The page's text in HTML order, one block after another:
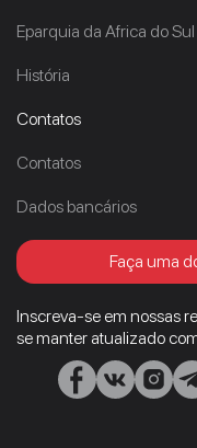
Eparquia da Africa do Sul
História
Contatos
Contatos
Dados bancários
Faça uma
Inscreva-se em nossas
se manter atualizado